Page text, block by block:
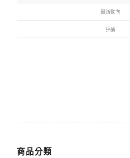
最新動向
評論
商品分類